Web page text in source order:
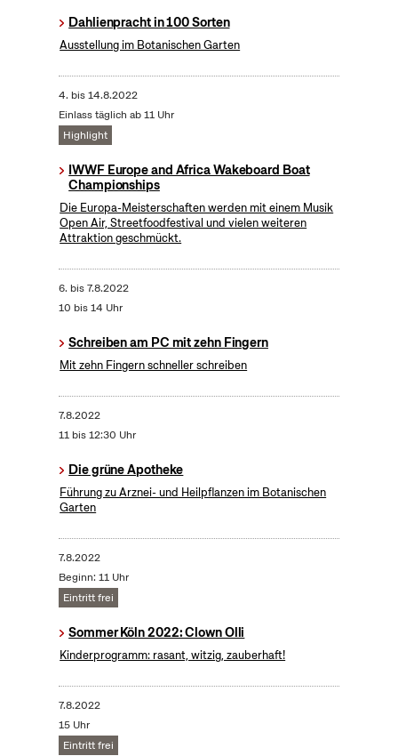
Dahlienpracht in 100 Sorten
Ausstellung im Botanischen Garten
4. bis14.8.2022
Einlass täglich ab 11 Uhr
Highlight
IWWF Europe and Africa Wakeboard Boat
Championships
Die Europa-Meisterschaften werden mit einem Musik
Open Air, Streetfoodfestival und vielen weiteren
Attraktion geschmückt.
6. bis7.8.2022
10 bis 14 Uhr
Schreiben am PC mit zehn Fingern
Mit zehn Fingern schneller schreiben
7.8.2022
11 bis 12:30 Uhr
Die grüne Apotheke
Führung zu Arznei- und Heilpflanzen im Botanischen
Garten
7.8.2022
Beginn: 11 Uhr
Eintritt frei
Sommer Köln 2022: Clown Olli
Kinderprogramm: rasant, witzig, zauberhaft!
7.8.2022
15 Uhr
Eintritt frei